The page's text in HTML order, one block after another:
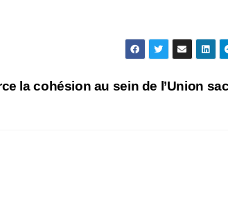
la cohésion au sein de l’Union